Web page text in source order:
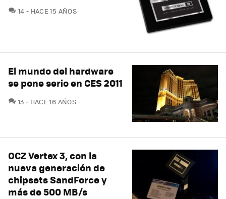
14 COMENTARIOS
HACE 15 AÑOS
El mundo del hardware
se pone serio en CES 2011
13 COMENTARIOS
HACE 16 AÑOS
OCZ Vertex 3, con la
nueva generación de
chipsets SandForce y
más de 500 MB/s